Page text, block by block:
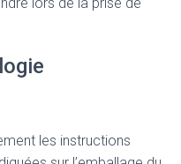
les instructions